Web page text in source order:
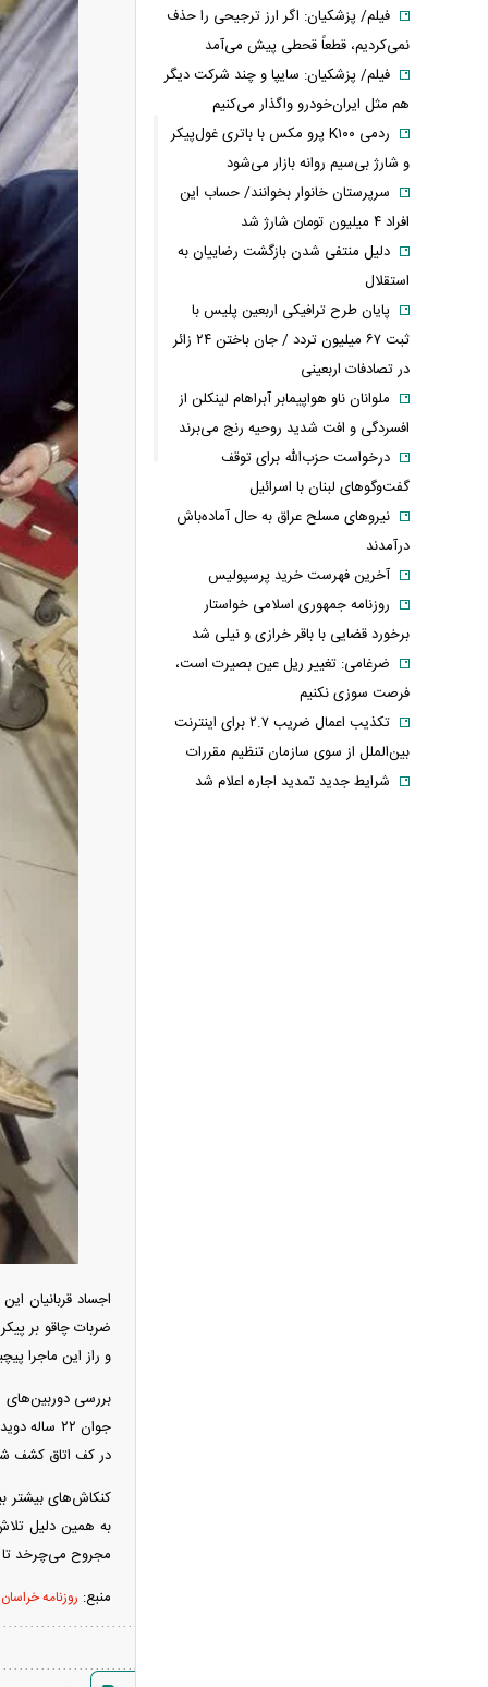
اجساد قربانیان
و راز این ماجرا
بررسی دوربین‌های
جوان ۲۲
در کف اتاق کشف
به همین دلیل
مجروح می‌چرخد تا
منبع: روزنامه خراسان
فیلم/ پزشکیان: اگر ارز ترجیحی را حذف
نمی‌کردیم، قطعاً قحطی پیش می‌آمد
فیلم/ پزشکیان: سایپا و چند شرکت دیگر
هم مثل ایران‌خودرو واگذار می‌کنیم
ردمی K۱۰۰ پرو مکس با باتری غول‌پیکر
و شارژ بی‌سیم روانه بازار می‌شود
سرپرستان خانوار بخوانند/ حساب این
افراد ۴ میلیون تومان شارژ شد
دلیل منتفی شدن بازگشت رضاییان به
استقلال
پایان طرح ترافیکی اربعین پلیس با
ثبت ۶۷ میلیون تردد / جان باختن ۲۴ زائر
در تصادفات اربعینی
ملوانان ناو هواپیمابر آبراهام لینکلن از
افسردگی و افت شدید روحیه رنج می‌برند
درخواست حزب‌الله برای توقف
گفت‌وگوهای لبنان با اسرائیل
نیروهای مسلح عراق به حال آماده‌باش
درآمدند
آخرین فهرست خرید پرسپولیس
روزنامه جمهوری اسلامی خواستار
برخورد قضایی با باقر خرازی و نیلی شد
ضرغامی: تغییر ریل عین بصیرت است،
فرصت سوزی نکنیم
تکذیب اعمال ضریب ۲.۷ برای اینترنت
بین‌الملل از سوی سازمان تنظیم مقررات
شرایط جدید تمدید اجاره اعلام شد